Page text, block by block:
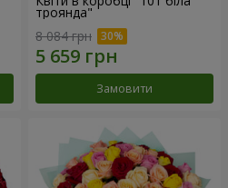
троянда"
8 084 грн
Замовити